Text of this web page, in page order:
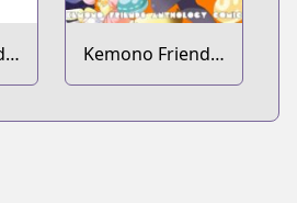
Kemono Friends:
Comic Anthology